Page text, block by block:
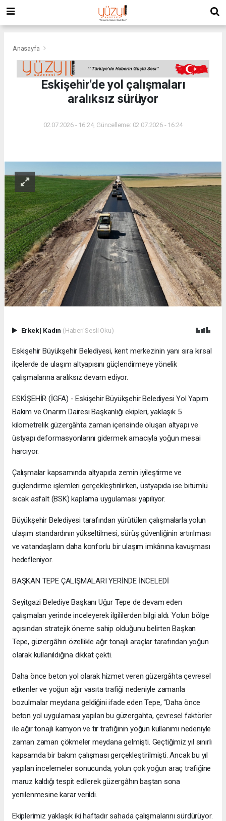
Anasayfa
Eskişehir'de yol çalışmaları
aralıksız sürüyor
02.07.2026 - 16:24, Güncelleme: 02.07.2026 - 16:24
Erkek| Kadın (Haberi Sesli Oku)
Eskişehir Büyükşehir Belediyesi, kent merkezinin yanı sıra kırsal
ilçelerde de ulaşım altyapısını güçlendirmeye yönelik
çalışmalarına aralıksız devam ediyor.
ESKİŞEHİR (İGFA) - Eskişehir Büyükşehir Belediyesi Yol Yapım
Bakım ve Onarım Dairesi Başkanlığı ekipleri, yaklaşık 5
kilometrelik güzergâhta zaman içerisinde oluşan altyapı ve
üstyapı deformasyonlarını gidermek amacıyla yoğun mesai
harcıyor.
Çalışmalar kapsamında altyapıda zemin iyileştirme ve
güçlendirme işlemleri gerçekleştirilirken, üstyapıda ise bitümlü
sıcak asfalt (BSK) kaplama uygulaması yapılıyor.
Büyükşehir Belediyesi tarafından yürütülen çalışmalarla yolun
ulaşım standardının yükseltilmesi, sürüş güvenliğinin artırılması
ve vatandaşların daha konforlu bir ulaşım imkânına kavuşması
hedefleniyor.
BAŞKAN TEPE ÇALIŞMALARI YERİNDE İNCELEDİ
Seyitgazi Belediye Başkanı Uğur Tepe de devam eden
çalışmaları yerinde inceleyerek ilgililerden bilgi aldı. Yolun bölge
açısından stratejik öneme sahip olduğunu belirten Başkan
Tepe, güzergâhın özellikle ağır tonajlı araçlar tarafından yoğun
olarak kullanıldığına dikkat çekti.
Daha önce beton yol olarak hizmet veren güzergâhta çevresel
etkenler ve yoğun ağır vasıta trafiği nedeniyle zamanla
bozulmalar meydana geldiğini ifade eden Tepe, “Daha önce
beton yol uygulaması yapılan bu güzergahta, çevresel faktörler
ile ağır tonajlı kamyon ve tır trafiğinin yoğun kullanımı nedeniyle
zaman zaman çökmeler meydana gelmişti. Geçtiğimiz yıl sınırlı
kapsamda bir bakım çalışması gerçekleştirilmişti. Ancak bu yıl
yapılan incelemeler sonucunda, yolun çok yoğun araç trafiğine
maruz kaldığı tespit edilerek güzergâhın baştan sona
yenilenmesine karar verildi.
Ekiplerimiz yaklaşık iki haftadır sahada çalışmalarını sürdürüyor.